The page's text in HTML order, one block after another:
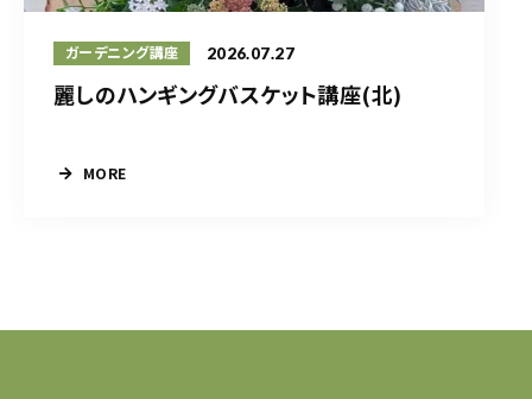
ガーデニング講座 2026.07.27
麗しのハンギングバスケット講座(北)
MORE